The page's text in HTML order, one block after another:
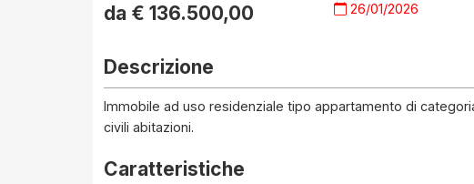
da € 136.500,00
26/01/2026
Descrizione
Immobile ad uso residenziale tipo appartamento di
civili abitazioni.
Caratteristiche